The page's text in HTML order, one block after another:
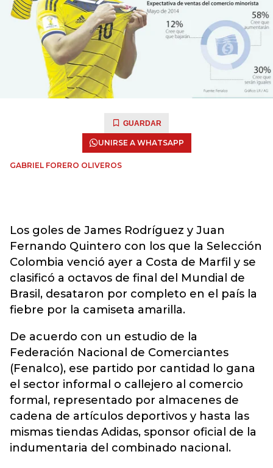
GUARDAR
UNIRSE A WHATSAPP
GABRIEL FORERO OLIVEROS
Los goles de James Rodríguez y Juan
Fernando Quintero con los que la Selección
Colombia venció ayer a Costa de Marfil y se
clasificó a octavos de final del Mundial de
Brasil, desataron por completo en el país la
fiebre por la camiseta amarilla.
De acuerdo con un estudio de la
Federación Nacional de Comerciantes
(Fenalco), ese partido por cantidad lo gana
el sector informal o callejero al comercio
formal, representado por almacenes de
cadena de artículos deportivos y hasta las
mismas tiendas Adidas, sponsor oficial de la
indumentaria del combinado nacional.